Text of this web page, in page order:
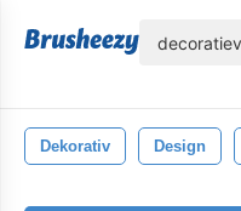
Dekorativ Design